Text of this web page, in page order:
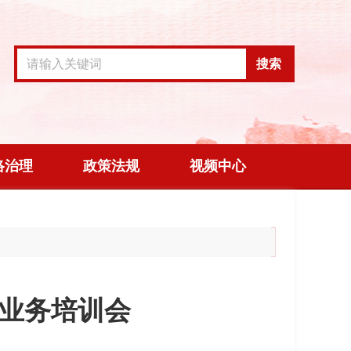
搜索
治理 政策法规 视频中心
务培训会